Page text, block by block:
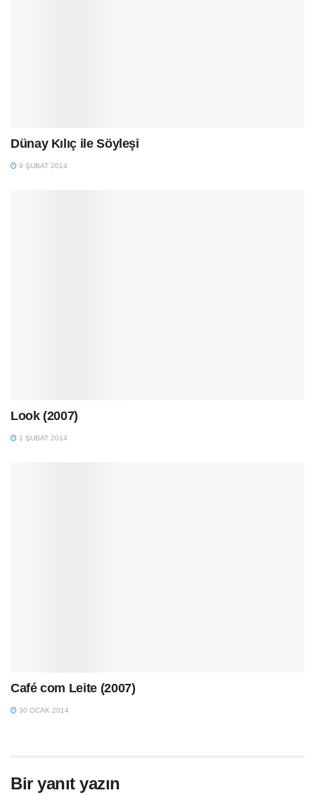
Dünay Kılıç ile Söyleşi
9 ŞUBAT 2014
Look (2007)
1 ŞUBAT 2014
Café com Leite (2007)
30 OCAK 2014
Bir yanıt yazın